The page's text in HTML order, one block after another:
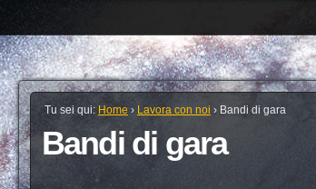
Tu sei qui: Home › Lavora con noi › Bandi di gara
Bandi di gara